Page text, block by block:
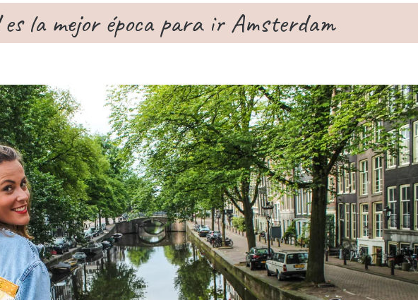
es la mejor época para ir Amsterdam